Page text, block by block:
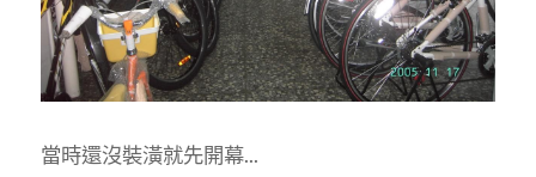
當時還沒裝潢就先開幕...